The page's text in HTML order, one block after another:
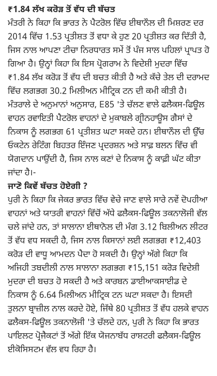
₹1.84 ਲੱਖ ਕਰੋੜ ਤੋਂ ਵੱਧ ਦੀ ਬੱਚਤ
ਮੰਤਰੀ ਨੇ ਕਿਹਾ ਕਿ ਭਾਰਤ ਨੇ ਪੈਟਰੋਲ ਵਿੱਚ ਈਥਾਨੌਲ ਦੀ ਮਿਸ਼ਰਣ ਦਰ
2014 ਵਿੱਚ 1.53 ਪ੍ਰਤੀਸ਼ਤ ਤੋਂ ਵਧਾ ਕੇ ਹੁਣ 20 ਪ੍ਰਤੀਸ਼ਤ ਕਰ ਦਿੱਤੀ ਹੈ,
ਜਿਸ ਨਾਲ ਆਪਣਾ ਟੀਚਾ ਨਿਰਧਾਰਤ ਸਮੇਂ ਤੋਂ ਪੰਜ ਸਾਲ ਪਹਿਲਾਂ ਪ੍ਰਾਪਤ ਹੋ
ਗਿਆ ਹੈ। ਉਨ੍ਹਾਂ ਕਿਹਾ ਕਿ ਇਸ ਪ੍ਰੋਗਰਾਮ ਨੇ ਵਿਦੇਸ਼ੀ ਮੁਦਰਾ ਵਿੱਚ
₹1.84 ਲੱਖ ਕਰੋੜ ਤੋਂ ਵੱਧ ਦੀ ਬਚਤ ਕੀਤੀ ਹੈ ਅਤੇ ਕੱਚੇ ਤੇਲ ਦੀ ਦਰਾਮਦ
ਵਿੱਚ ਲਗਭਗ 30.2 ਮਿਲੀਅਨ ਮੀਟ੍ਰਿਕ ਟਨ ਦੀ ਕਮੀ ਕੀਤੀ ਹੈ।
ਮੰਤਰਾਲੇ ਦੇ ਅਨੁਮਾਨਾਂ ਅਨੁਸਾਰ, E85 'ਤੇ ਚੱਲਣ ਵਾਲੇ ਫਲੈਕਸ-ਫਿਊਲ
ਵਾਹਨ ਰਵਾਇਤੀ ਪੈਟਰੋਲ ਵਾਹਨਾਂ ਦੇ ਮੁਕਾਬਲੇ ਗ੍ਰੀਨਹਾਊਸ ਗੈਸਾਂ ਦੇ
ਨਿਕਾਸ ਨੂੰ ਲਗਭਗ 61 ਪ੍ਰਤੀਸ਼ਤ ਘਟਾ ਸਕਦੇ ਹਨ। ਈਥਾਨੌਲ ਦੀ ਉੱਚ
ਓਕਟੇਨ ਰੇਟਿੰਗ ਬਿਹਤਰ ਇੰਜਣ ਪ੍ਰਦਰਸ਼ਨ ਅਤੇ ਸਾਫ਼ ਬਲਨ ਵਿੱਚ ਵੀ
ਯੋਗਦਾਨ ਪਾਉਂਦੀ ਹੈ, ਜਿਸ ਨਾਲ ਕਣਾਂ ਦੇ ਨਿਕਾਸ ਨੂੰ ਕਾਫ਼ੀ ਘੱਟ ਕੀਤਾ
ਜਾਂਦਾ ਹੈ।-
ਜਾਣੋ ਕਿਵੇਂ ਬੱਚਤ ਹੋਏਗੀ ?
ਪੁਰੀ ਨੇ ਕਿਹਾ ਕਿ ਜੇਕਰ ਭਾਰਤ ਵਿੱਚ ਵੇਚੇ ਜਾਣ ਵਾਲੇ ਸਾਰੇ ਨਵੇਂ ਦੋਪਹੀਆ
ਵਾਹਨਾਂ ਅਤੇ ਯਾਤਰੀ ਵਾਹਨਾਂ ਵਿੱਚੋਂ ਅੱਧੇ ਫਲੈਕਸ-ਫਿਊਲ ਤਕਨਾਲੋਜੀ ਵੱਲ
ਚਲੇ ਜਾਂਦੇ ਹਨ, ਤਾਂ ਸਾਲਾਨਾ ਈਥਾਨੋਲ ਦੀ ਮੰਗ 3.12 ਬਿਲੀਅਨ ਲੀਟਰ
ਤੋਂ ਵੱਧ ਵਧ ਸਕਦੀ ਹੈ, ਜਿਸ ਨਾਲ ਕਿਸਾਨਾਂ ਲਈ ਲਗਭਗ ₹12,403
ਕਰੋੜ ਦੀ ਵਾਧੂ ਆਮਦਨ ਪੈਦਾ ਹੋ ਸਕਦੀ ਹੈ। ਉਨ੍ਹਾਂ ਅੱਗੇ ਕਿਹਾ ਕਿ
ਅਜਿਹੀ ਤਬਦੀਲੀ ਨਾਲ ਸਾਲਾਨਾ ਲਗਭਗ ₹15,151 ਕਰੋੜ ਵਿਦੇਸ਼ੀ
ਮੁਦਰਾ ਦੀ ਬਚਤ ਹੋ ਸਕਦੀ ਹੈ ਅਤੇ ਕਾਰਬਨ ਡਾਈਆਕਸਾਈਡ ਦੇ
ਨਿਕਾਸ ਨੂੰ 6.64 ਮਿਲੀਅਨ ਮੀਟ੍ਰਿਕ ਟਨ ਘਟਾ ਸਕਦਾ ਹੈ। ਇਸਦੀ
ਤੁਲਨਾਬ੍ਰਾਜ਼ੀਲਨਾਲ ਕਰਦੇ ਹੋਏ, ਜਿੱਥੇ 80 ਪ੍ਰਤੀਸ਼ਤ ਤੋਂ ਵੱਧ ਹਲਕੇ ਵਾਹਨ
ਫਲੈਕਸ-ਫਿਊਲ ਤਕਨਾਲੋਜੀ 'ਤੇ ਚੱਲਦੇ ਹਨ, ਪੁਰੀ ਨੇ ਕਿਹਾ ਕਿ ਭਾਰਤ
ਪਾਇਲਟ ਪ੍ਰੋਜੈਕਟਾਂ ਤੋਂ ਅੱਗੇ ਇੱਕ ਯੋਜਨਾਬੱਧ ਰਾਸ਼ਟਰੀ ਫਲੈਕਸ-ਫਿਊਲ
ਈਕੋਸਿਸਟਮ ਵੱਲ ਵਧ ਰਿਹਾ ਹੈ।